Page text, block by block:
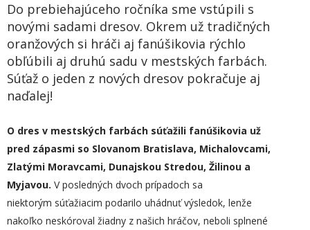
Do prebiehajúceho ročníka sme vstúpili s
novými sadami dresov. Okrem už tradičných
oranžových si hráči aj fanúšikovia rýchlo
obľúbili aj druhú sadu v mestských farbách.
Súťaž o jeden z nových dresov pokračuje aj
naďalej!
O dres v mestských farbách súťažili fanúšikovia už
pred zápasmi so Slovanom Bratislava, Michalovcami,
Zlatými Moravcami, Dunajskou Stredou, Žilinou a
Myjavou. V posledných dvoch prípadoch sa
niektorým súťažiacim podarilo uhádnuť výsledok, lenže
nakoľko neskóroval žiadny z našich hráčov, neboli splnené